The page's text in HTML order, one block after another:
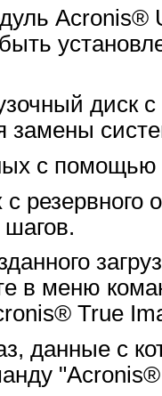
диск
замены
с
резервного
в меню
True
данные с